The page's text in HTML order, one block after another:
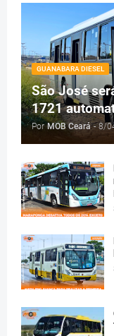
GUANABARA DIESEL
São José
1721
Por MOB Ceará - 8/